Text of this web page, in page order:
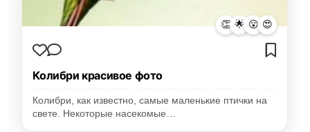
👏 🌟 😮 😍
Колибри красивое фото
Колибри, как известно, самые маленькие птички на
свете. Некоторые насекомые…